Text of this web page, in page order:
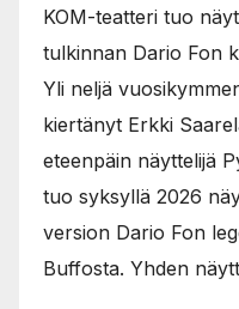
KOM-teatteri tuo
tulkinnan Dario Fon
Yli neljä
kiertänyt Erkki
eteenpäin näyttelijä
tuo syksyllä 2026
version Dario Fon
Buffosta. Yhden